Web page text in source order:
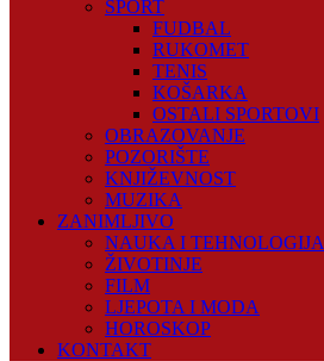
SPORT
FUDBAL
RUKOMET
TENIS
KOŠARKA
OSTALI SPORTOVI
OBRAZOVANJE
POZORIŠTE
KNJIŽEVNOST
MUZIKA
ZANIMLJIVO
NAUKA I TEHNOLOGIJA
ŽIVOTINJE
FILM
LJEPOTA I MODA
HOROSKOP
KONTAKT